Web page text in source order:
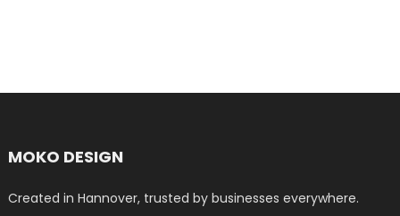
MOKO DESIGN
Created in Hannover, trusted by businesses everywhere.